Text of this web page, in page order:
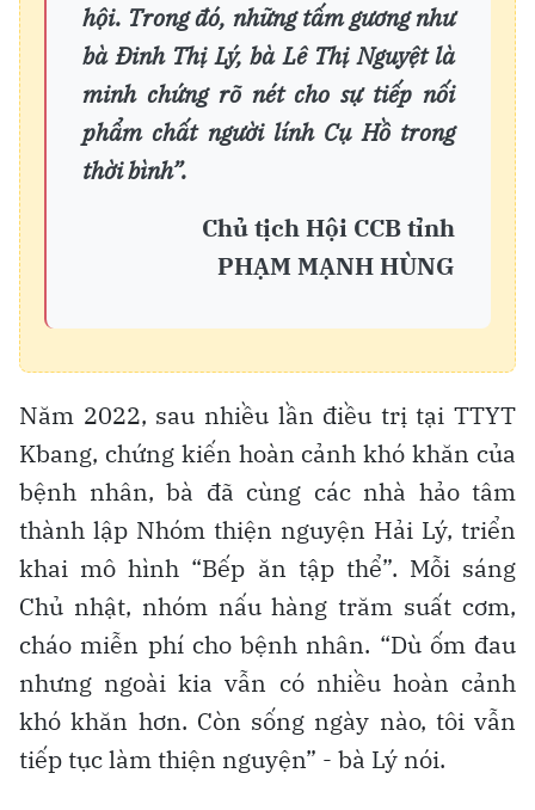
hội. Trong đó, những tấm gương như
bà Đinh Thị Lý, bà Lê Thị Nguyệt là
minh chứng rõ nét cho sự tiếp nối
phẩm chất người línhCụ Hồ trong
thời bình”.
Chủ tịch Hội CCB tỉnh
PHẠM MẠNH HÙNG
Năm 2022, sau nhiều lần điều trị tại TTYT
Kbang, chứng kiến hoàn cảnh khó khăn của
bệnh nhân, bà đã cùng các nhà hảo tâm
thành lập Nhóm thiện nguyện Hải Lý, triển
khai mô hình “Bếp ăn tập thể”. Mỗi sáng
Chủ nhật, nhóm nấu hàng trăm suất cơm,
cháo miễn phí cho bệnh nhân. “Dù ốm đau
nhưng ngoài kia vẫn có nhiều hoàn cảnh
khó khăn hơn. Còn sống ngày nào, tôi vẫn
tiếp tục làm thiện nguyện” - bà Lý nói.